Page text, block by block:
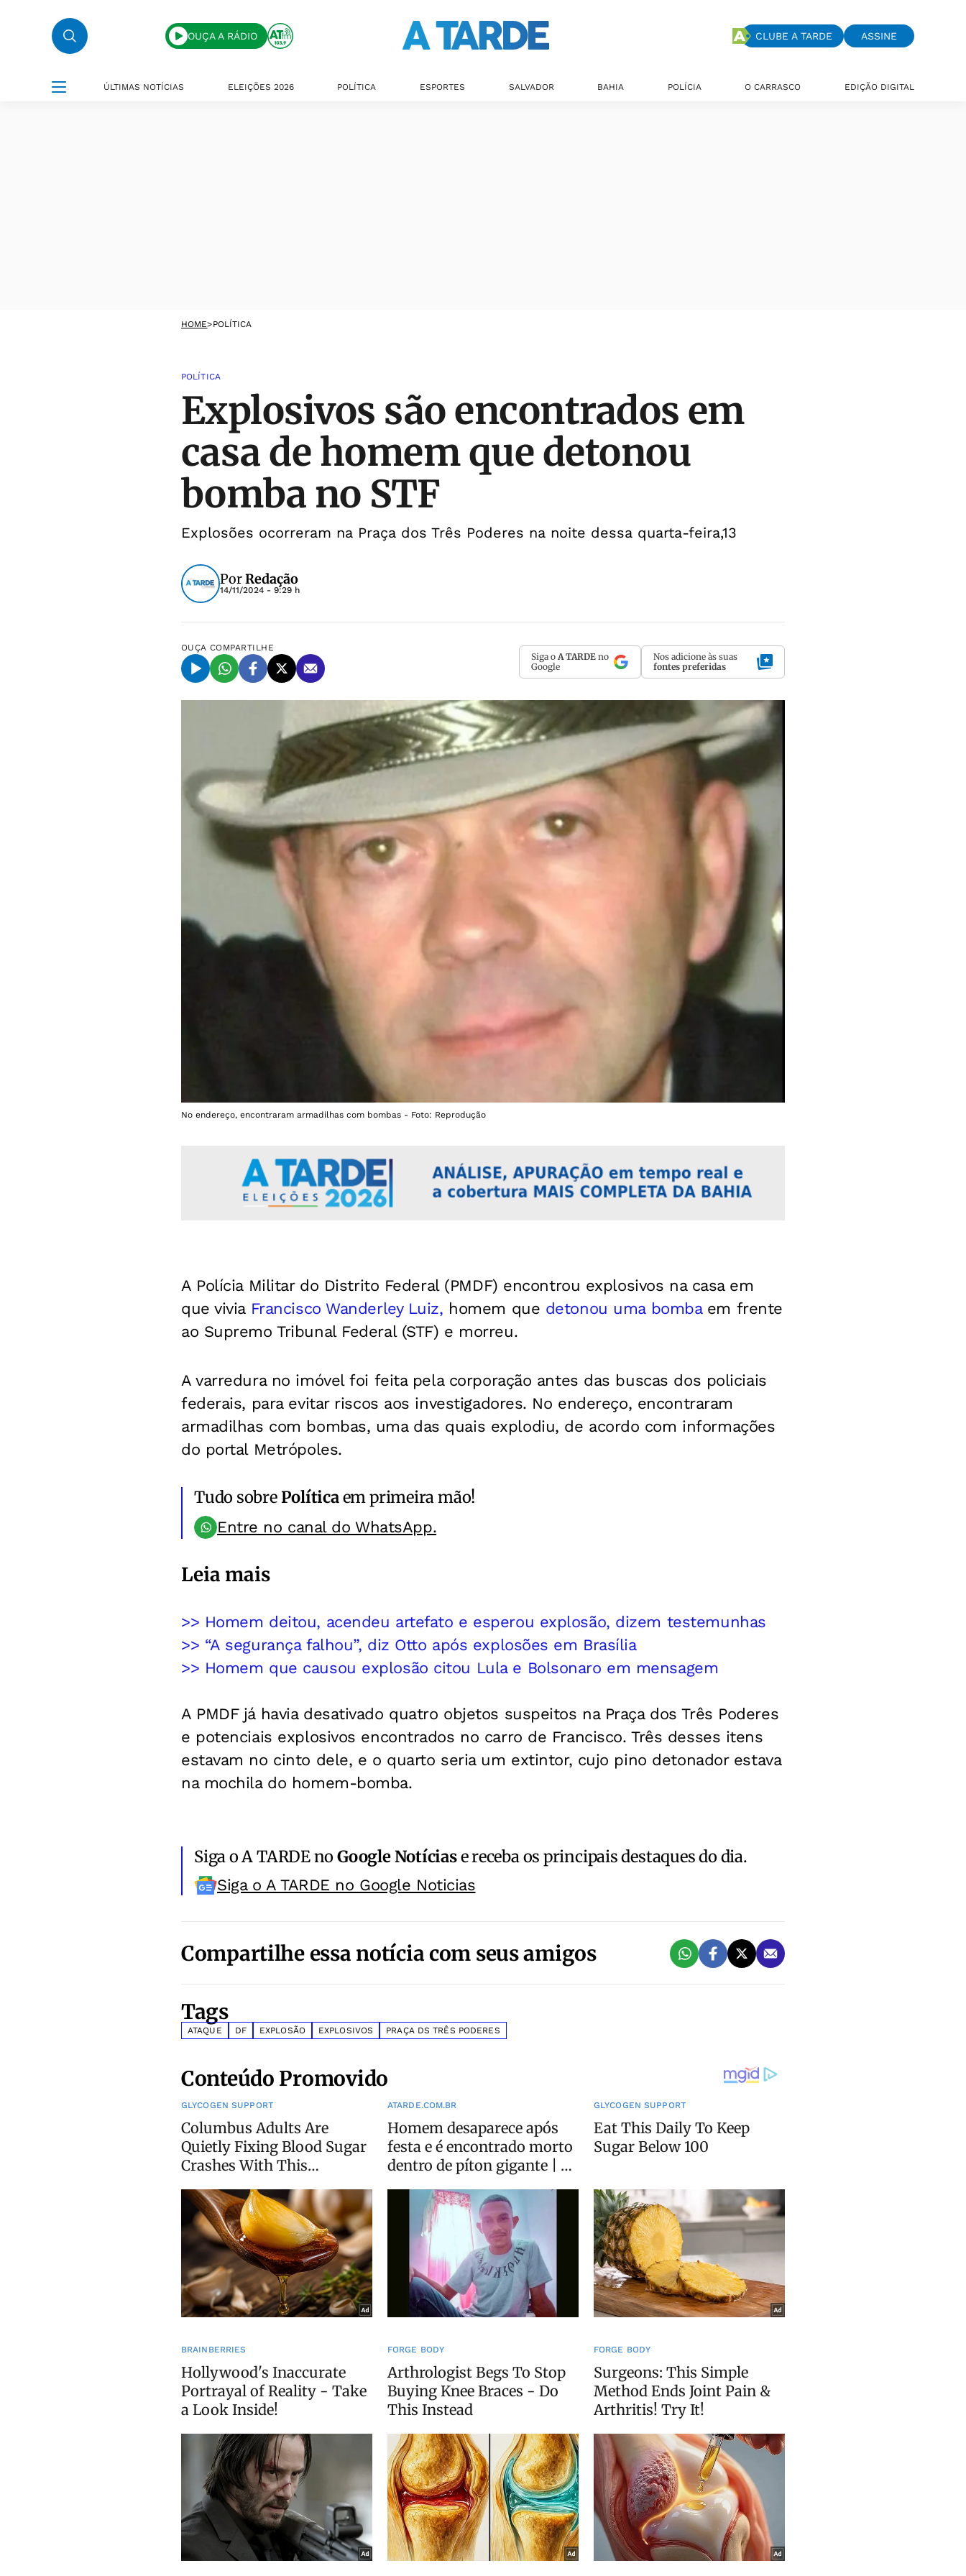
OUÇA A RÁDIO CLUBE A TARDE ASSINE
ÚLTIMAS NOTÍCIAS ELEIÇÕES 2026 POLÍTICA ESPORTES SALVADOR BAHIA POLÍCIA O CARRASCO EDIÇÃO DIGITAL
HOME>POLÍTICA
POLÍTICA
Explosivos são encontrados em
casa de homem que detonou
bomba no STF
Explosões ocorreram na Praça dos Três Poderes na noite dessa quarta-feira,13
PorRedação
14/11/2024 - 9:29 h
OUÇA COMPARTILHE
Siga o A TARDE no
Google
Nos adicione às suas
fontes preferidas
No endereço, encontraram armadilhas com bombas - Foto: Reprodução
A Polícia Militar do Distrito Federal (PMDF) encontrou explosivos na casa em
que vivia Francisco Wanderley Luiz, homem que detonou uma bomba em frente
ao Supremo Tribunal Federal (STF) e morreu.
A varredura no imóvel foi feita pela corporação antes das buscas dos policiais
federais, para evitar riscos aos investigadores. No endereço, encontraram
armadilhas com bombas, uma das quais explodiu, de acordo com informações
do portal Metrópoles.
Tudo sobrePolíticaem primeira mão!
Entre no canal do WhatsApp.
Leia mais
>> Homem deitou, acendeu artefato e esperou explosão, dizem testemunhas
>> “A segurança falhou”, diz Otto após explosões em Brasília
>> Homem que causou explosão citou Lula e Bolsonaro em mensagem
A PMDF já havia desativado quatro objetos suspeitos na Praça dos Três Poderes
e potenciais explosivos encontrados no carro de Francisco. Três desses itens
estavam no cinto dele, e o quarto seria um extintor, cujo pino detonador estava
na mochila do homem-bomba.
Siga o A TARDE noGoogle Notíciase receba os principais destaques do dia.
Siga o A TARDE no Google Noticias
Compartilhe essa notícia com seus amigos
Tags
ATAQUE DF EXPLOSÃO EXPLOSIVOS PRAÇA DS TRÊS PODERES